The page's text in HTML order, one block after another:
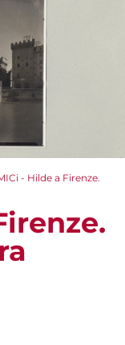
- Hilde a Firenze.